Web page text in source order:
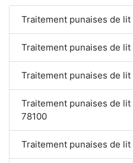
Traitement punaises de
Traitement punaises de
Traitement punaises de
Traitement punaises de
78100
Traitement punaises de